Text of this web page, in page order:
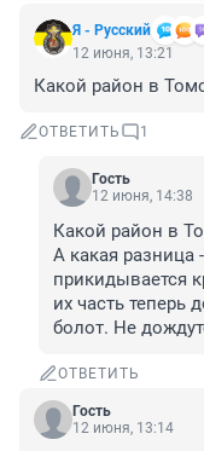
Я - Русский
12 июня, 13:21
Какой район в
ОТВЕТИТЬ 1
Гость
12 июня, 14:38
Какой район в
А какая разница
прикидывается
их часть теперь
болот. Не
ОТВЕТИТЬ
Гость
12 июня, 13:14